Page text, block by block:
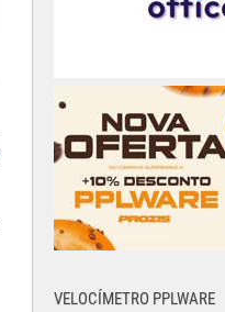
VELOCÍMETRO PPLWARE